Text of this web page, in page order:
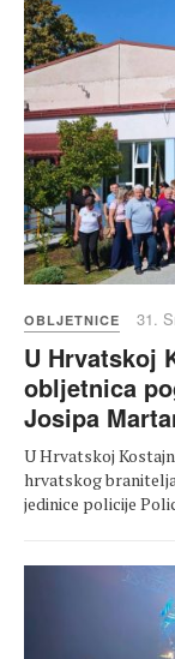
OBLJETNICE 31.
U Hrvatskoj
obljetnica
Josipa
U Hrvatskoj
hrvatskog
jedinice policije